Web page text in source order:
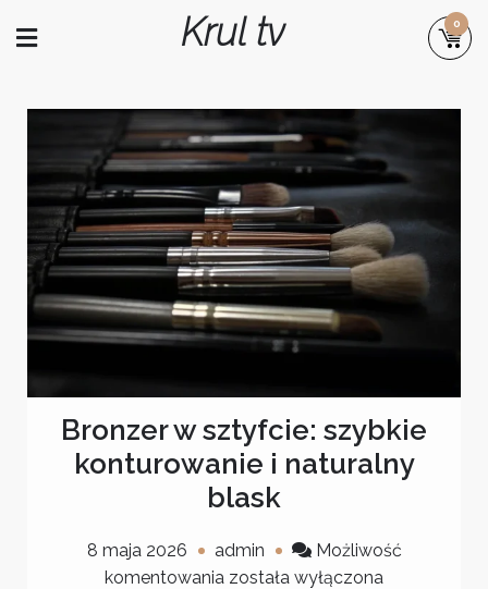
Krul tv 0
Bronzer w sztyfcie: szybkie
konturowanie i naturalny
blask
8 maja 2026 admin
Możliwość
komentowania Bronzer
została wyłączona